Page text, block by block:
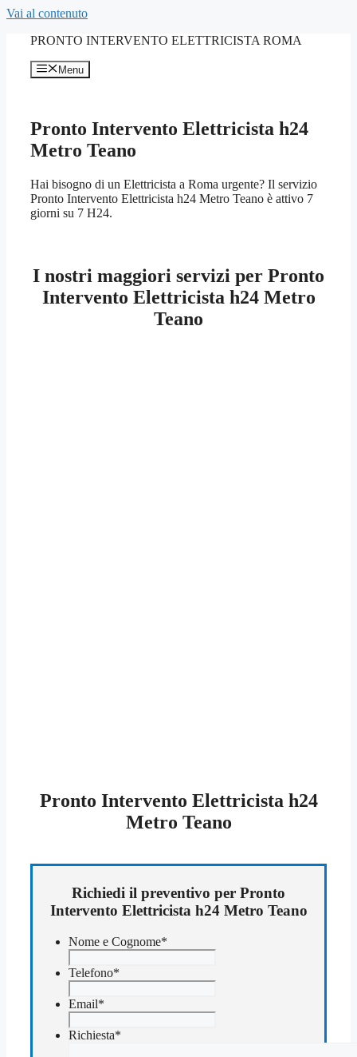
Vai al contenuto
PRONTO INTERVENTO ELETTRICISTA ROMA
Menu
Pronto Intervento Elettricista h24
Metro Teano
Hai bisogno di un Elettricista a Roma urgente? Il servizio
Pronto Intervento Elettricista h24 Metro Teano è attivo 7
giorni su 7 H24.
I nostri maggiori servizi per Pronto
Intervento Elettricista h24 Metro
Teano
Pronto Intervento Elettricista h24
Metro Teano
Richiedi il preventivo per Pronto
Intervento Elettricista h24 Metro Teano
Nome e Cognome*
Telefono*
Email*
Richiesta*